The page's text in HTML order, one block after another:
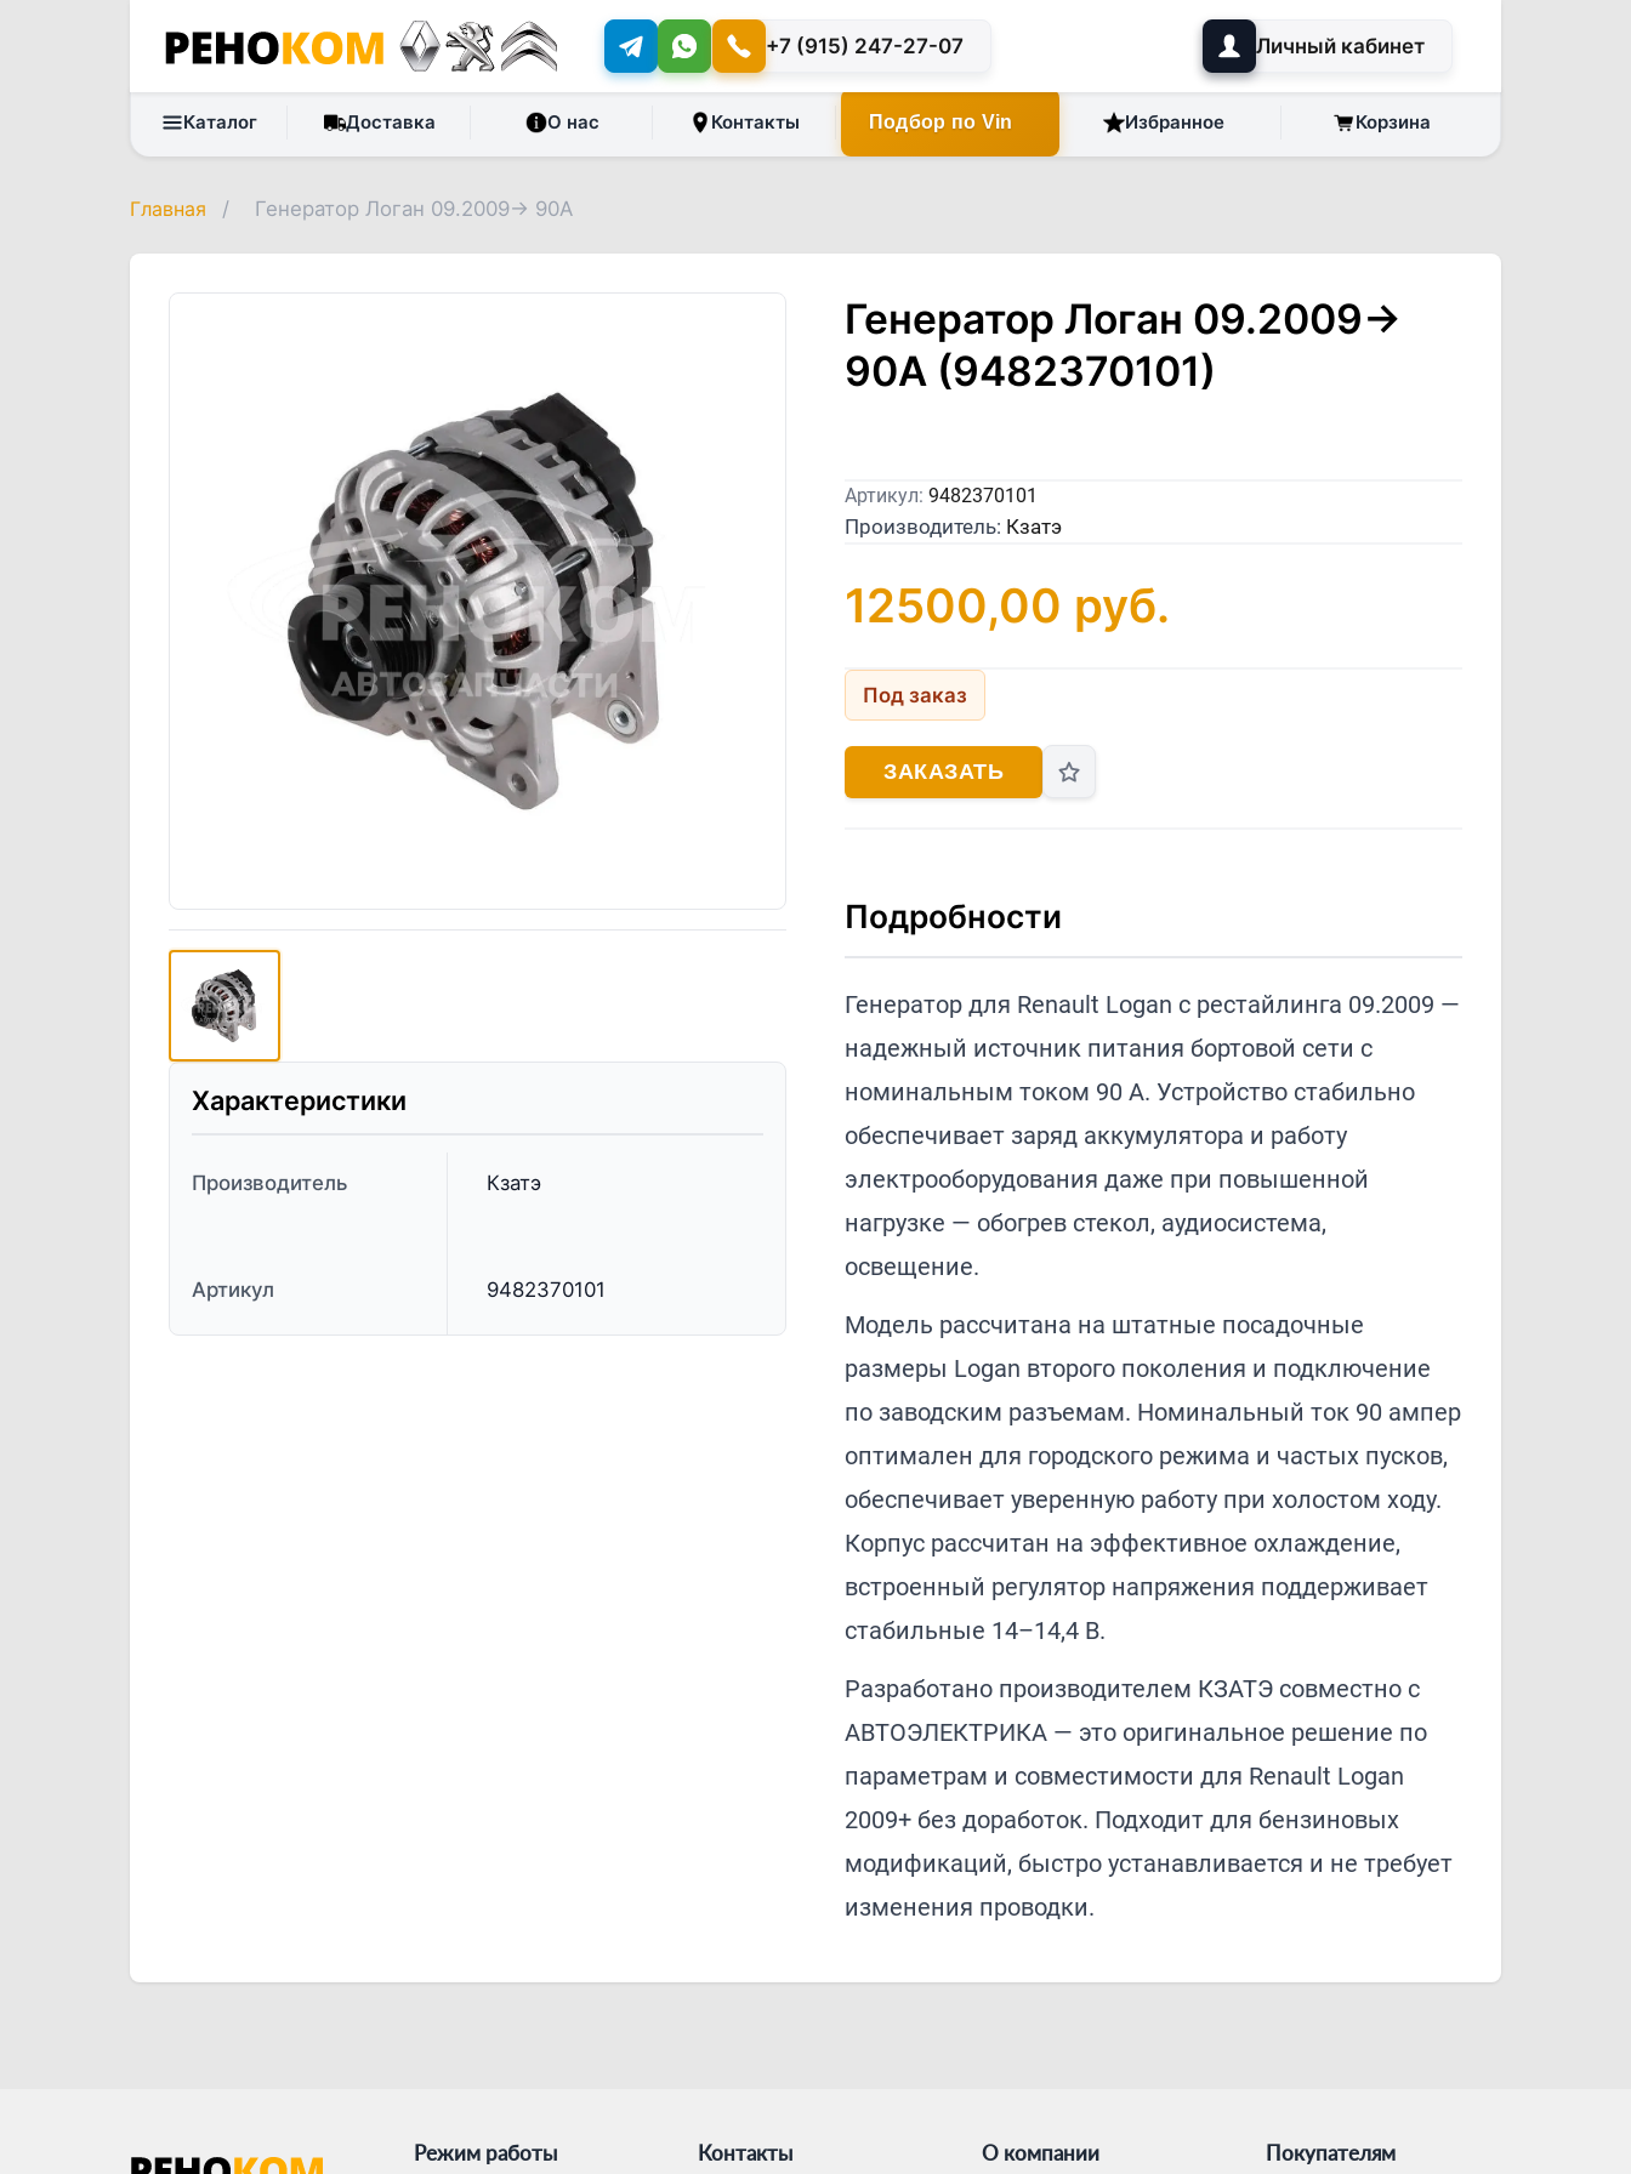
+7 (915) 247-27-07 Личный кабинет
Каталог Доставка О нас Контакты Подбор по Vin Избранное Корзина
Главная / Генератор Логан 09.2009-> 90A
Характеристики
Производитель Кзатэ
Артикул 9482370101
Генератор Логан 09.2009->
90A (9482370101)
Артикул: 9482370101
Производитель: Кзатэ
12500,00 руб.
Под заказ
ЗАКАЗАТЬ
Подробности
Генератор для Renault Logan с рестайлинга 09.2009 —
надежный источник питания бортовой сети с
номинальным током 90 A. Устройство стабильно
обеспечивает заряд аккумулятора и работу
электрооборудования даже при повышенной
нагрузке — обогрев стекол, аудиосистема,
освещение.
Модель рассчитана на штатные посадочные
размеры Logan второго поколения и подключение
по заводским разъемам. Номинальный ток 90 ампер
оптимален для городского режима и частых пусков,
обеспечивает уверенную работу при холостом ходу.
Корпус рассчитан на эффективное охлаждение,
встроенный регулятор напряжения поддерживает
стабильные 14–14,4 В.
Разработано производителем КЗАТЭ совместно с
АВТОЭЛЕКТРИКА — это оригинальное решение по
параметрам и совместимости для Renault Logan
2009+ без доработок. Подходит для бензиновых
модификаций, быстро устанавливается и не требует
изменения проводки.
Режим работы Контакты О компании Покупателям